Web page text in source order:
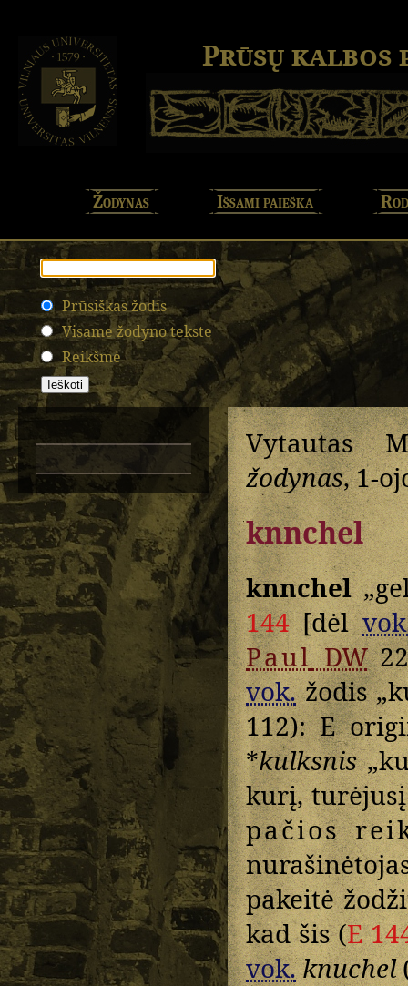
Prūsų kalbos
Žodynas Išsami paieška
Prūsiškas žodis
Visame žodyno tekste
Reikšmė
Vytautas
žodynas, 1-
knnchel
knnchel
144[dėl
PaulDW
vok.žodis
112): E
*kulksnis
kurį,
pačios
pakeitė
kad šis (E
vok.knuchel